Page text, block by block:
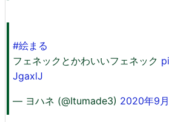
#絵まる
フェネックとかわいいフェネック
JgaxlJ
— ヨハネ (@Itumade3) 2020年9